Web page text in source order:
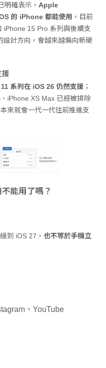
明確表示， Apple
的 iPhone 都能使用 ，目前
iPhone 15 Pro 系列與後續支
設計方向，會越來越偏向新硬
援
系列在 iOS 26 仍然支援 ；
iPhone XS Max 已經被排除
來就會一代一代往前推進支
能用了嗎？
到 iOS 27， 也不等於手機立
、YouTube